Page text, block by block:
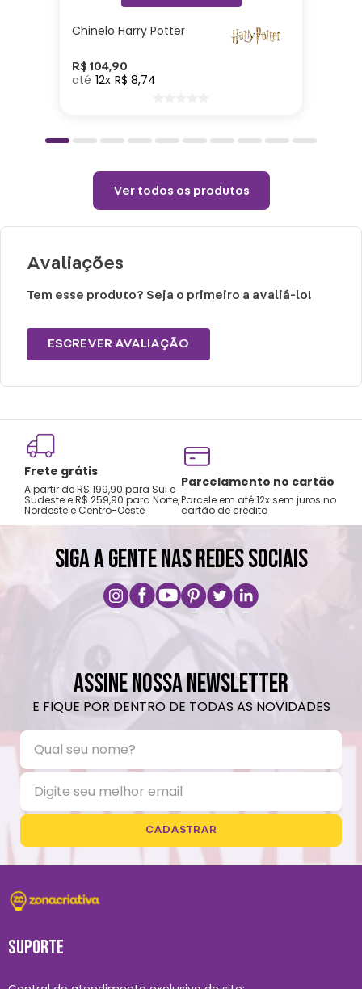
Chinelo Harry Potter
R$ 104,90
12 R$ 8,74
Ver todos os produtos
Avaliações
Tem esse produto? Seja o primeiro a avaliá-lo!
ESCREVER AVALIAÇÃO
Frete grátis
A partir de R$ 199,90 para Sul e
Sudeste e R$ 259,90 para Norte,
Nordeste e Centro-Oeste
Parcelamento no cartão
Parcele em até 12x sem juros no
cartão de crédito
SIGA A GENTE NAS REDES SOCIAIS
ASSINE NOSSA NEWSLETTER
E FIQUE POR DENTRO DE TODAS AS NOVIDADES
CADASTRAR
SUPORTE